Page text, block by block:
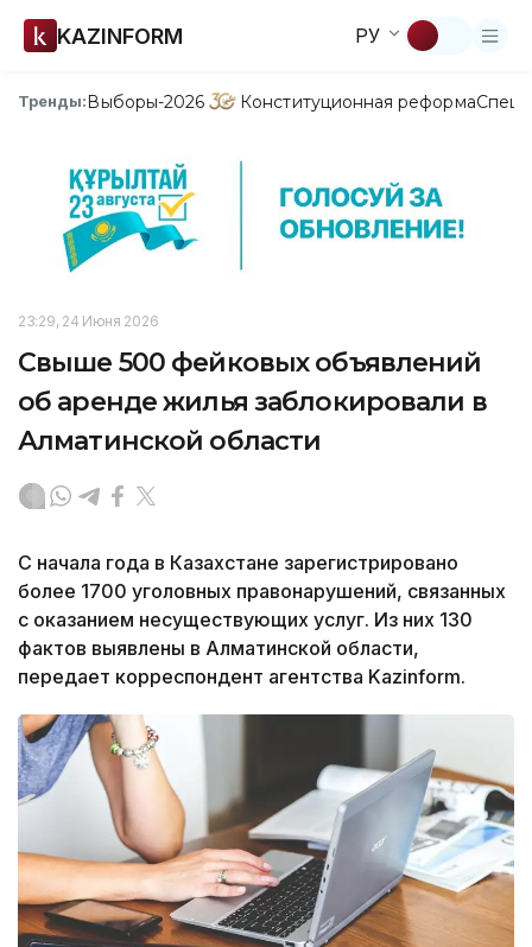
KAZINFORM РУ
Тренды:Выборы-2026 Конституционная реформа
23:29, 24 Июня 2026
Свыше 500 фейковых объявлений
об аренде жилья заблокировали в
Алматинской области
С начала года в Казахстане зарегистрировано
более 1700 уголовных правонарушений, связанных
с оказанием несуществующих услуг. Из них 130
фактов выявлены в Алматинской области,
передает корреспондент агентства Kazinform.